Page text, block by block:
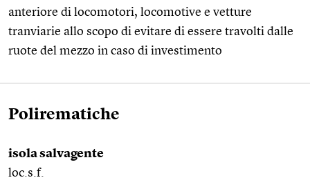
anteriore di locomotori, locomotive e vetture
tranviarie allo scopo di evitare di essere travolti dalle
ruote del mezzo in caso di investimento
Polirematiche
isola salvagente
loc.s.f.